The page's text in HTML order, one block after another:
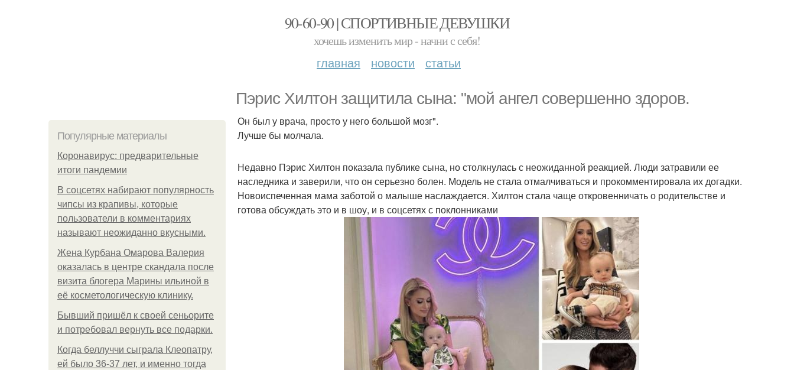
90-60-90 | СПОРТИВНЫЕ ДЕВУШКИ
хочешь изменить мир - начни с себя!
главная новости статьи
Пэрис Хилтон защитила сына: "мой ангел совершенно здоров.
Популярные материалы
Коронавирус: предварительные
итоги пандемии
В соцсетях набирают популярность
чипсы из крапивы, которые
пользователи в комментариях
называют неожиданно вкусными.
Жена Курбана Омарова Валерия
оказалась в центре скандала после
визита блогера Марины ильиной в
её косметологическую клинику.
Бывший пришёл к своей сеньорите
и потребовал вернуть все подарки.
Когда беллуччи сыграла Клеопатру,
ей было 36-37 лет, и именно тогда
Он был у врача, просто у него большой мозг".
Лучше бы молчала.
Недавно Пэрис Хилтон показала публике сына, но столкнулась с неожиданной реакцией. Люди затравили ее
наследника и заверили, что он серьезно болен. Модель не стала отмалчиваться и прокомментировала их догадки.
Новоиспеченная мама заботой о малыше наслаждается. Хилтон стала чаще откровенничать о родительстве и
готова обсуждать это и в шоу, и в соцсетях с поклонниками